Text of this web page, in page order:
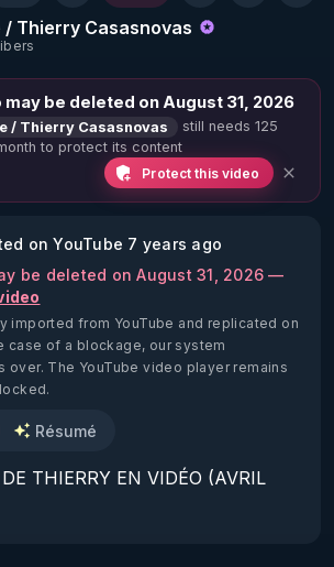
/ Thierry Casasnovas
may be deleted on August 31, 2026
/ Thierry Casasnovas
still needs 125
to protect its content
Protect this video
on YouTube 7 years ago
be deleted on August 31, 2026 —
imported from YouTube and replicated on
case of a blockage, our system
over. The YouTube video player remains
Résumé
THIERRY EN VIDÉO (AVRIL